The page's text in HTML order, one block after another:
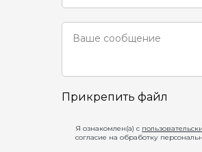
Прикрепить файл
Я ознакомлен(а) с
согласие на обработку